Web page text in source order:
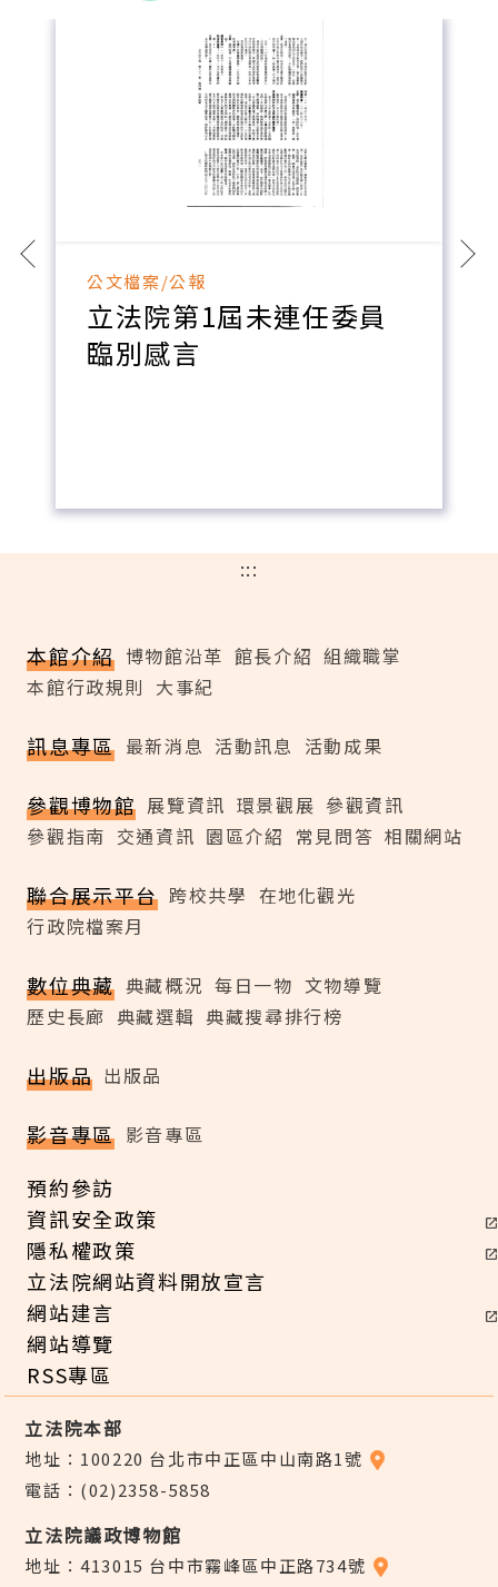
公文檔案/公報
立法院第1屆未連任委員
臨別感言
:::
本館介紹 博物館沿革 館長介紹 組織職掌
本館行政規則 大事紀
訊息專區 最新消息 活動訊息 活動成果
參觀博物館 展覽資訊 環景觀展 參觀資訊
參觀指南 交通資訊 園區介紹 常見問答 相關網站
聯合展示平台 跨校共學 在地化觀光
行政院檔案月
數位典藏 典藏概況 每日一物 文物導覽
歷史長廊 典藏選輯 典藏搜尋排行榜
出版品 出版品
影音專區 影音專區
預約參訪
資訊安全政策
隱私權政策
立法院網站資料開放宣言
網站建言
網站導覽
RSS專區
立法院本部
地址：100220 台北市中正區中山南路1號
電話：(02)2358-5858
立法院議政博物館
地址：413015 台中市霧峰區中正路734號